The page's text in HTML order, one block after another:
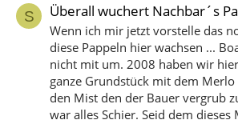
S Überall wuchert Nachbar´s
Wenn ich mir jetzt vorstelle das
diese Pappeln hier wachsen ...
nicht mit um. 2008 haben wir
ganze Grundstück mit dem
den Mist den der Bauer vergrub
war alles Schier. Seid dem dieses